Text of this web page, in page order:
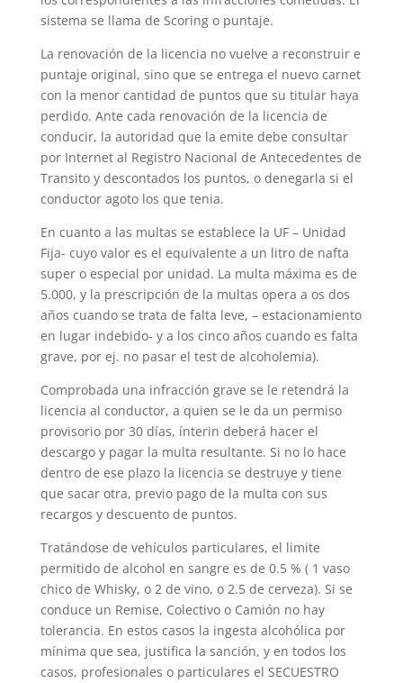
sistema se llama de Scoring o puntaje.
La renovación de la licencia no vuelve a reconstruir e
puntaje original, sino que se entrega el nuevo carnet
con la menor cantidad de puntos que su titular haya
perdido. Ante cada renovación de la licencia de
conducir, la autoridad que la emite debe consultar
por Internet al Registro Nacional de Antecedentes de
Transito y descontados los puntos, o denegarla si el
conductor agoto los que tenia.
En cuanto a las multas se establece la UF – Unidad
Fija- cuyo valor es el equivalente a un litro de nafta
super o especial por unidad. La multa máxima es de
5.000, y la prescripción de la multas opera a os dos
años cuando se trata de falta leve, – estacionamiento
en lugar indebido- y a los cinco años cuando es falta
grave, por ej. no pasar el test de alcoholemia).
Comprobada una infracción grave se le retendrá la
licencia al conductor, a quien se le da un permiso
provisorio por 30 días, ínterin deberá hacer el
descargo y pagar la multa resultante. Si no lo hace
dentro de ese plazo la licencia se destruye y tiene
que sacar otra, previo pago de la multa con sus
recargos y descuento de puntos.
Tratándose de vehículos particulares, el limite
permitido de alcohol en sangre es de 0.5 % ( 1 vaso
chico de Whisky, o 2 de vino, o 2.5 de cerveza). Si se
conduce un Remise, Colectivo o Camión no hay
tolerancia. En estos casos la ingesta alcohólica por
mínima que sea, justifica la sanción, y en todos los
casos, profesionales o particulares el SECUESTRO